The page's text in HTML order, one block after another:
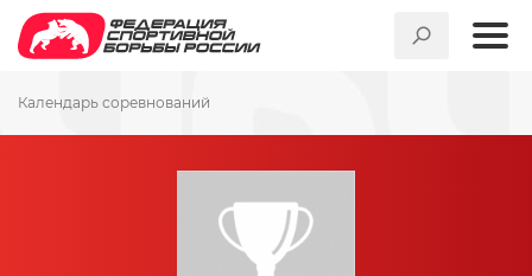
Календарь соревнований